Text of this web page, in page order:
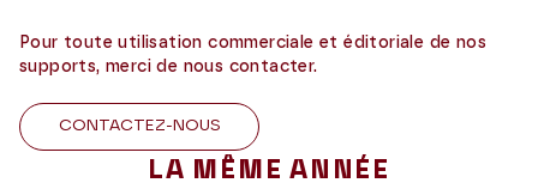
Pour toute utilisation commerciale et éditoriale de nos
supports, merci de nous contacter.
CONTACTEZ-NOUS
LA MÊME ANNÉE